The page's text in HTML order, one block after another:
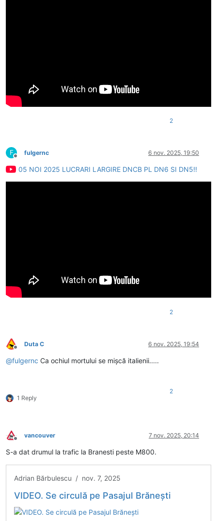
2
F
Deconectat
fulgernc 6 nov. 2025, 19:50
05 NOI 2025 LUCRARI LARGIRE DNCB PL DN6 SI DN5!!
2
Deconectat
Duta C 6 nov. 2025, 19:54
@fulgernc Ca ochiul mortului se mișcă italienii.....
1 Reply
2
Deconectat
vancouver 7 nov. 2025, 20:14
S-a dat drumul la trafic la Branesti peste M800.
Adrian Bărbulescu / nov. 7, 2025
VIDEO. Se circulă pe Pasajul Brănești